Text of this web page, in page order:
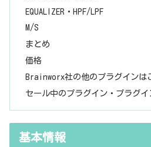
EQUALIZER・HPF/LPF
M/S
まとめ
価格
Brainworx社の他のプラグインは
セール中のプラグイン・プラグイ
基本情報